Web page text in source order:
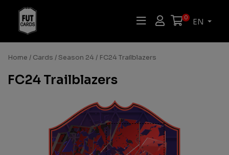
0 EN
Home / Cards /Season 24 / FC24 Trailblazers
FC24 Trailblazers